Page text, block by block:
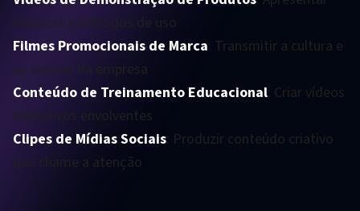
recursos e métodos de uso
Filmes Promocionais de Marca: Transmitir a cultura e
os valores da empresa
Conteúdo de Treinamento Educacional: Criar vídeos
instrutivos envolventes
Clipes de Mídias Sociais: Produzir conteúdo criativo
que chame a atenção